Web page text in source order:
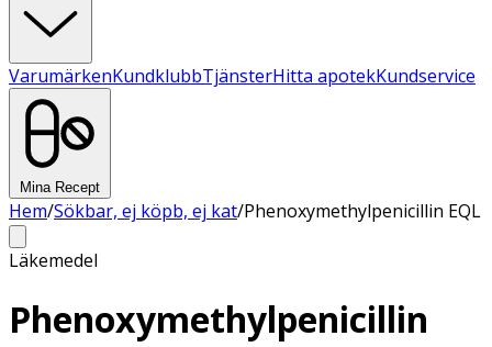
VarumärkenKundklubbTjänsterHitta apotekKundservice
Mina Recept
Hem/Sökbar, ej köpb, ej kat/Phenoxymethylpenicillin EQL
Läkemedel
Phenoxymethylpenicillin